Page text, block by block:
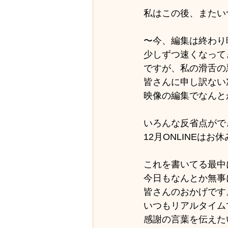
私はこの後、また
〜今、編集は終わ
少しずつ速くなっ
ですが、私の滑舌
皆さんに申し訳な
映像の編集でなん
いろんな反省点が
12月ONLINEはお
これを書いてる最
今日もなんとか無
皆さんのおかげです
いつもリアルタイ
感謝の言葉を伝え